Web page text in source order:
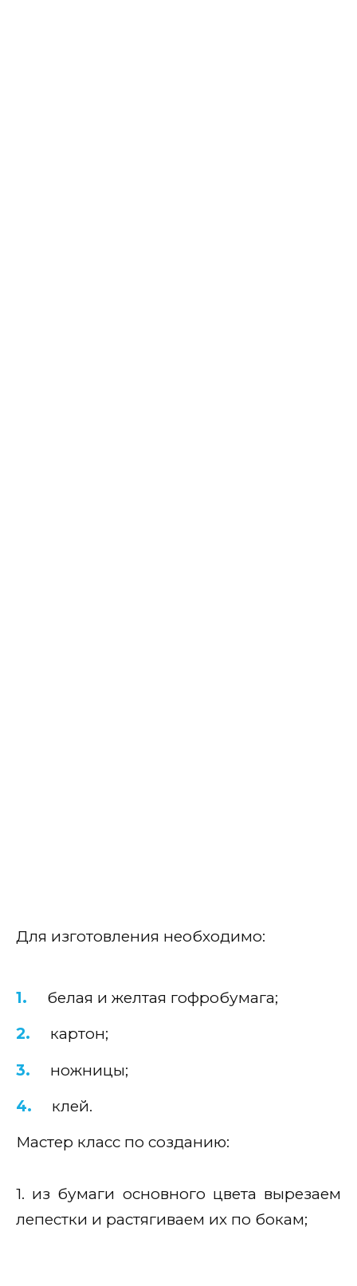
Для изготовления необходимо:
белая и желтая гофробумага;
картон;
ножницы;
клей.
Мастер класс по созданию:
1. из бумаги основного цвета вырезаем
лепестки и растягиваем их по бокам;